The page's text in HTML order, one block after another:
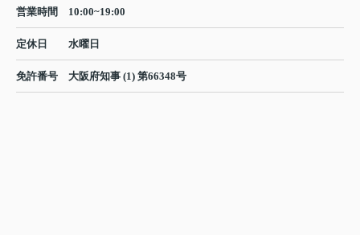
営業時間 10:00~19:00
定休日 水曜日
免許番号 大阪府知事 (1) 第66348号